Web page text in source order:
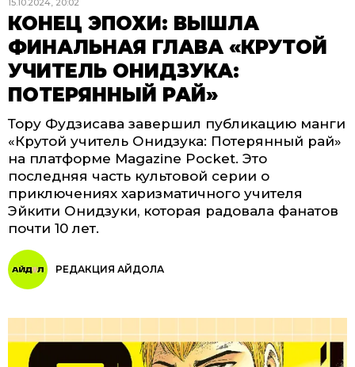
15.10.2024, 20:02
КОНЕЦ ЭПОХИ: ВЫШЛА
ФИНАЛЬНАЯ ГЛАВА «КРУТОЙ
УЧИТЕЛЬ ОНИДЗУКА:
ПОТЕРЯННЫЙ РАЙ»
Тору Фудзисава завершил публикацию манги
«Крутой учитель Онидзука: Потерянный рай»
на платформе Magazine Pocket. Это
последняя часть культовой серии о
приключениях харизматичного учителя
Эйкити Онидзуки, которая радовала фанатов
почти 10 лет.
РЕДАКЦИЯ АЙДОЛА